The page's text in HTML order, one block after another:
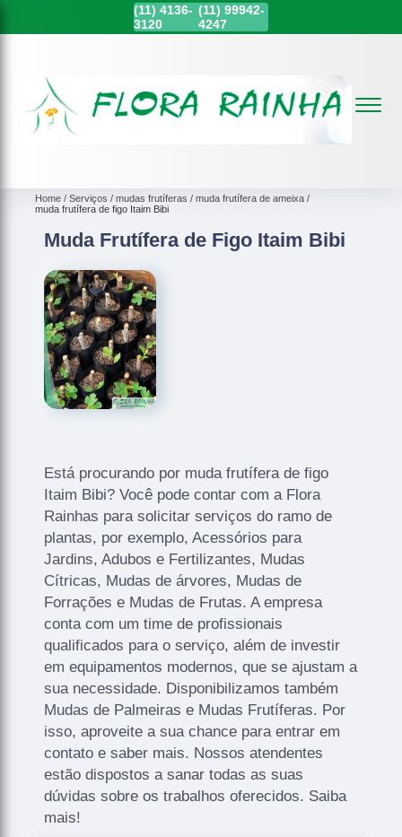
(11) 4136-
3120
(11)99942-
4247
Home Serviços mudas frutíferas
muda frutífera de ameixa
muda frutífera de figo Itaim Bibi
Muda Frutífera de Figo Itaim Bibi
Está procurando por muda frutífera de figo
Itaim Bibi? Você pode contar com a Flora
Rainhas para solicitar serviços do ramo de
plantas, por exemplo, Acessórios para
Jardins, Adubos e Fertilizantes, Mudas
Cítricas, Mudas de árvores, Mudas de
Forrações e Mudas de Frutas. A empresa
conta com um time de profissionais
qualificados para o serviço, além de investir
em equipamentos modernos, que se ajustam a
sua necessidade. Disponibilizamos também
Mudas de Palmeiras e Mudas Frutíferas. Por
isso, aproveite a sua chance para entrar em
contato e saber mais. Nossos atendentes
estão dispostos a sanar todas as suas
dúvidas sobre os trabalhos oferecidos. Saiba
mais!